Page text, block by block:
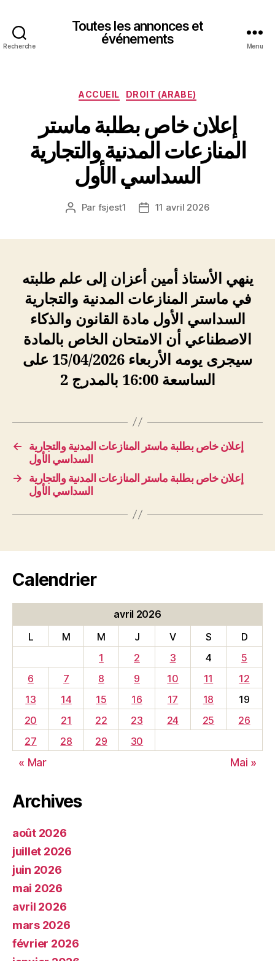
Recherche
Toutes les annonces et
événements
Menu
Catégories
ACCUEIL DROIT (ARABE)
إعلان خاص بطلبة ماستر
المنازعات المدنية والتجارية
السداسي الأول
Auteur
Par fsjest1
Date11 avril 2026
ينهي الأستاذ أمين أعزان إلى علم طلبته
في ماستر المنازعات المدنية والتجارية
السداسي الأول مادة القانون والذكاء
الاصطناعي أن الامتحان الخاص بالمادة
سيجرى يومه الأربعاء 15/04/2026 على
الساسعة 16:00 بالمدرج 2
←
إعلان خاص بطلبة ماستر المنازعات المدنية والتجارية
السداسي الأول
→
إعلان خاص بطلبة ماستر المنازعات المدنية والتجارية
السداسي الأول
Calendrier
avril 2026
L
M M J V S
D
1
2 3 4
5
6
7 8 9 10 11
12
13
14 15 16 17 18
19
20
21 22 23 24 25
26
27
28 29 30
« Mar Mai »
Archives
août 2026
juillet 2026
juin 2026
mai 2026
avril 2026
mars 2026
février 2026